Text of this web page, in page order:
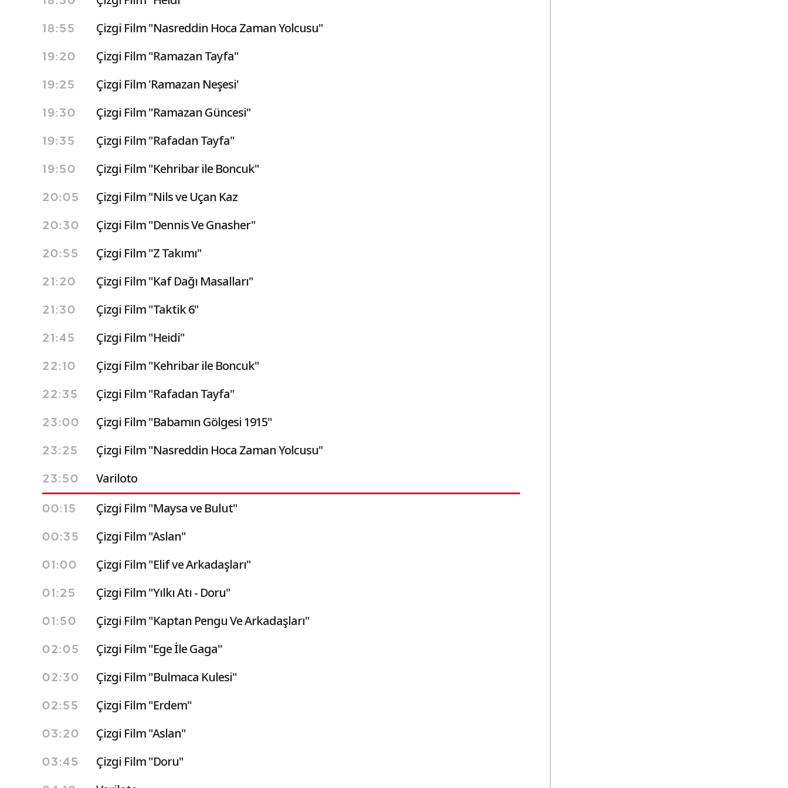
18:55 Çizgi Film "Nasreddin Hoca Zaman Yolcusu"
19:20 Çizgi Film "Ramazan Tayfa"
19:25 Çizgi Film 'Ramazan Neşesi'
19:30 Çizgi Film "Ramazan Güncesi"
19:35 Çizgi Film "Rafadan Tayfa"
19:50 Çizgi Film "Kehribar ile Boncuk"
20:05 Çizgi Film "Nils ve Uçan Kaz
20:30 Çizgi Film "Dennis Ve Gnasher"
20:55 Çizgi Film "Z Takımı"
21:20 Çizgi Film "Kaf Dağı Masalları"
21:30 Çizgi Film "Taktik 6"
21:45 Çizgi Film "Heidi"
22:10 Çizgi Film "Kehribar ile Boncuk"
22:35 Çizgi Film "Rafadan Tayfa"
23:00 Çizgi Film "Babamın Gölgesi 1915"
23:25 Çizgi Film "Nasreddin Hoca Zaman Yolcusu"
23:50 Variloto
00:15 Çizgi Film "Maysa ve Bulut"
00:35 Çizgi Film "Aslan"
01:00 Çizgi Film "Elif ve Arkadaşları"
01:25 Çizgi Film "Yılkı Atı - Doru"
01:50 Çizgi Film "Kaptan Pengu Ve Arkadaşları"
02:05 Çizgi Film "Ege İle Gaga"
02:30 Çizgi Film "Bulmaca Kulesi"
02:55 Çizgi Film "Erdem"
03:20 Çizgi Film "Aslan"
03:45 Çizgi Film "Doru"